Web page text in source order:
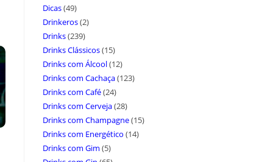
Dicas(49)
Drinkeros(2)
Drinks(239)
Drinks Clássicos(15)
Drinks com Álcool(12)
Drinks com Cachaça(123)
Drinks com Café(24)
Drinks com Cerveja(28)
Drinks com Champagne(15)
Drinks com Energético (14)
Drinks com Gim (5)